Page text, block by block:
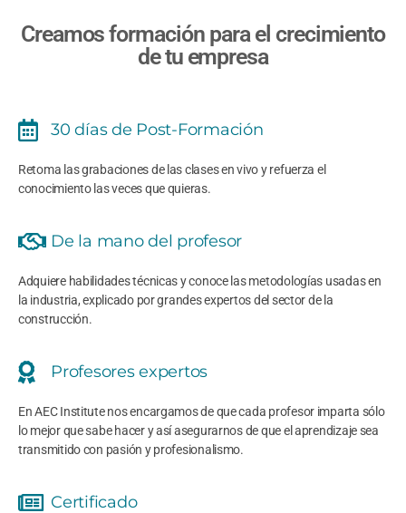
Creamos formación para el crecimiento
de tu empresa
30 días de Post-Formación
Retoma las grabaciones de las clases en vivo y refuerza el
conocimiento las veces que quieras.
De la mano del profesor
Adquiere habilidades técnicas y conoce las metodologías usadas en
la industria, explicado por grandes expertos del sector de la
construcción.
Profesores expertos
En AEC Institute nos encargamos de que cada profesor imparta sólo
lo mejor que sabe hacer y así asegurarnos de que el aprendizaje sea
transmitido con pasión y profesionalismo.
Certificado